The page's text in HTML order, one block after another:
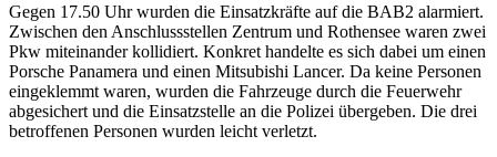
Gegen 17.50 Uhr wurden die Einsatzkräfte auf die BAB2 alarmiert.
Zwischen den Anschlussstellen Zentrum und Rothensee waren zwei
Pkw miteinander kollidiert. Konkret handelte es sich dabei um einen
Porsche Panamera und einen Mitsubishi Lancer. Da keine Personen
eingeklemmt waren, wurden die Fahrzeuge durch die Feuerwehr
abgesichert und die Einsatzstelle an die Polizei übergeben. Die drei
betroffenen Personen wurden leicht verletzt.